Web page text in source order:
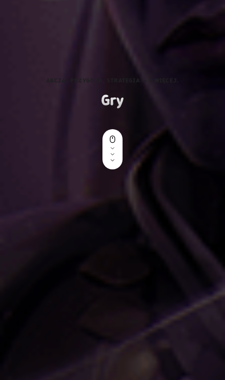
AKCJA, PRZYGODA, STRATEGIA — I WIĘCEJ.
Gry